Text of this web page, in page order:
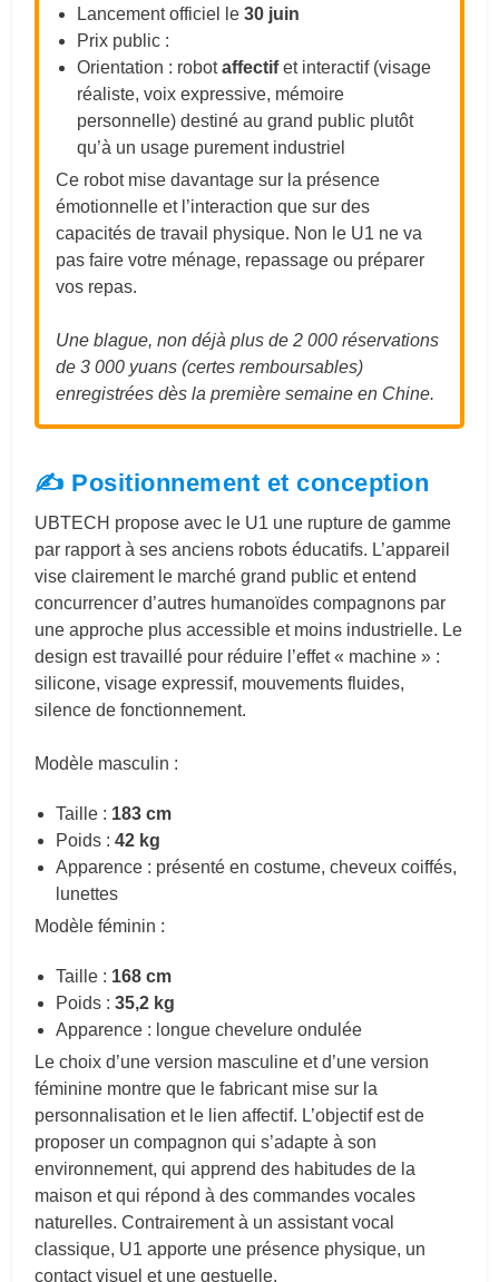
Lancement officiel le30 juin
Prix public :
Orientation : robotaffectifet interactif (visage
réaliste, voix expressive, mémoire
personnelle) destiné au grand public plutôt
qu’à un usage purement industriel
Ce robot mise davantage sur la présence
émotionnelle et l’interaction que sur des
capacités de travail physique. Non le U1 ne va
pas faire votre ménage, repassage ou préparer
vos repas.
Une blague, non déjà plus de 2 000 réservations
de 3 000 yuans (certes remboursables)
enregistrées dès la première semaine en Chine.
✍️ Positionnement et conception
UBTECH propose avec le U1 une rupture de gamme
par rapport à ses anciens robots éducatifs. L’appareil
vise clairement le marché grand public et entend
concurrencer d’autres humanoïdes compagnons par
une approche plus accessible et moins industrielle. Le
design est travaillé pour réduire l’effet « machine » :
silicone, visage expressif, mouvements fluides,
silence de fonctionnement.
Modèle masculin :
Taille : 183 cm
Poids :42 kg
Apparence : présenté en costume, cheveux coiffés,
lunettes
Modèle féminin :
Taille : 168 cm
Poids :35,2 kg
Apparence : longue chevelure ondulée
Le choix d’une version masculine et d’une version
féminine montre que le fabricant mise sur la
personnalisation et le lien affectif. L’objectif est de
proposer un compagnon qui s’adapte à son
environnement, qui apprend des habitudes de la
maison et qui répond à des commandes vocales
naturelles. Contrairement à un assistant vocal
classique, U1 apporte une présence physique, un
contact visuel et une gestuelle.